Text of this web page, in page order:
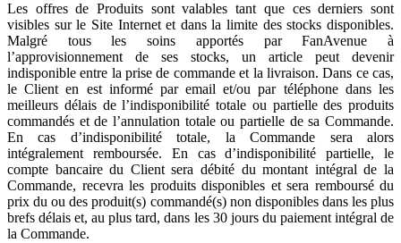
Les offres de Produits sont valables tant que ces derniers sont
visibles sur le Site Internet et dans la limite des stocks disponibles.
Malgré tous les soins apportés par FanAvenue à
l’approvisionnement de ses stocks, un article peut devenir
indisponible entre la prise de commande et la livraison. Dans ce cas,
le Client en est informé par email et/ou par téléphone dans les
meilleurs délais de l’indisponibilité totale ou partielle des produits
commandés et de l’annulation totale ou partielle de sa Commande.
En cas d’indisponibilité totale, la Commande sera alors
intégralement remboursée. En cas d’indisponibilité partielle, le
compte bancaire du Client sera débité du montant intégral de la
Commande, recevra les produits disponibles et sera remboursé du
prix du ou des produit(s) commandé(s) non disponibles dans les plus
brefs délais et, au plus tard, dans les 30 jours du paiement intégral de
la Commande.